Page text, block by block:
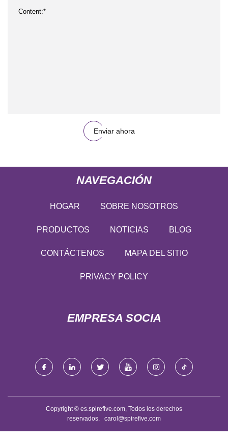
Enviar ahora
NAVEGACIÓN
HOGAR SOBRE NOSOTROS
PRODUCTOS NOTICIAS BLOG
CONTÁCTENOS MAPA DEL SITIO
PRIVACY POLICY
EMPRESA SOCIA
Copyright © es.spirefive.com, Todos los derechos
reservados. carol@spirefive.com